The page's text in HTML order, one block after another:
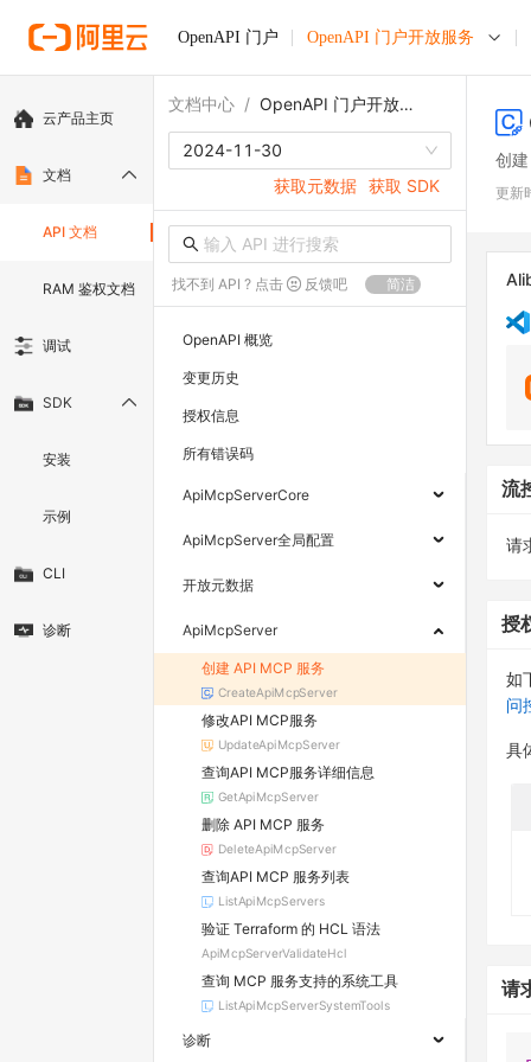
OpenAPI 门户 OpenAPI 门户开放服务
云产品主页
文档
API 文档
RAM 鉴权文档
调试
SDK
安装
示例
CLI
诊断
文档中心 / OpenAPI 门户开放服务
2024-11-30
获取元数据 获取 SDK
找不到 API ? 点击 反馈吧 简洁
OpenAPI 概览
变更历史
授权信息
所有错误码
ApiMcpServerCore
ApiMcpServer全局配置
开放元数据
ApiMcpServer
创建 API MCP 服务
CreateApiMcpServer
修改API MCP服务
UpdateApiMcpServer
查询API MCP服务详细信息
GetApiMcpServer
删除 API MCP 服务
DeleteApiMcpServer
查询API MCP 服务列表
ListApiMcpServers
验证 Terraform 的 HCL 语法
ApiMcpServerValidateHcl
查询 MCP 服务支持的系统工具
ListApiMcpServerSystemTools
诊断
创
更新
流
请
授
如
问
具
请